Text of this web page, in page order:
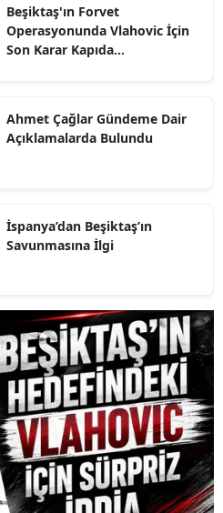
Beşiktaş'ın Forvet
Operasyonunda Vlahovic İçin
Son Karar Kapıda...
Ahmet Çağlar Gündeme Dair
Açıklamalarda Bulundu
İspanya’dan Beşiktaş’ın
Savunmasına İlgi